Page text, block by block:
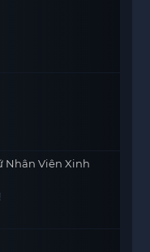
Nhân Viên Xinh